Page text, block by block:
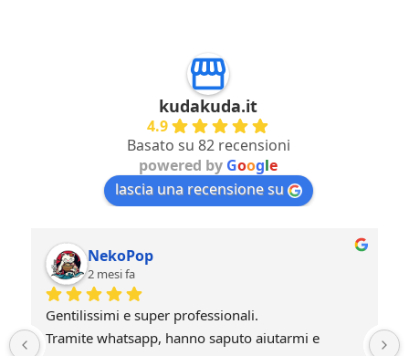
kudakuda.it
4.9
Basato su 82 recensioni
powered by Google
lascia una recensione su
NekoPop
2 mesi fa
Gentilissimi e super professionali.
Tramite whatsapp, hanno saputo aiutarmi e